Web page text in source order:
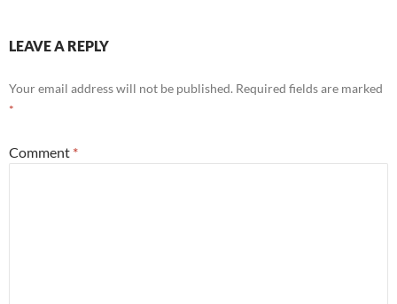
LEAVE A REPLY
Your email address will not be published. Required fields are marked
*
Comment *